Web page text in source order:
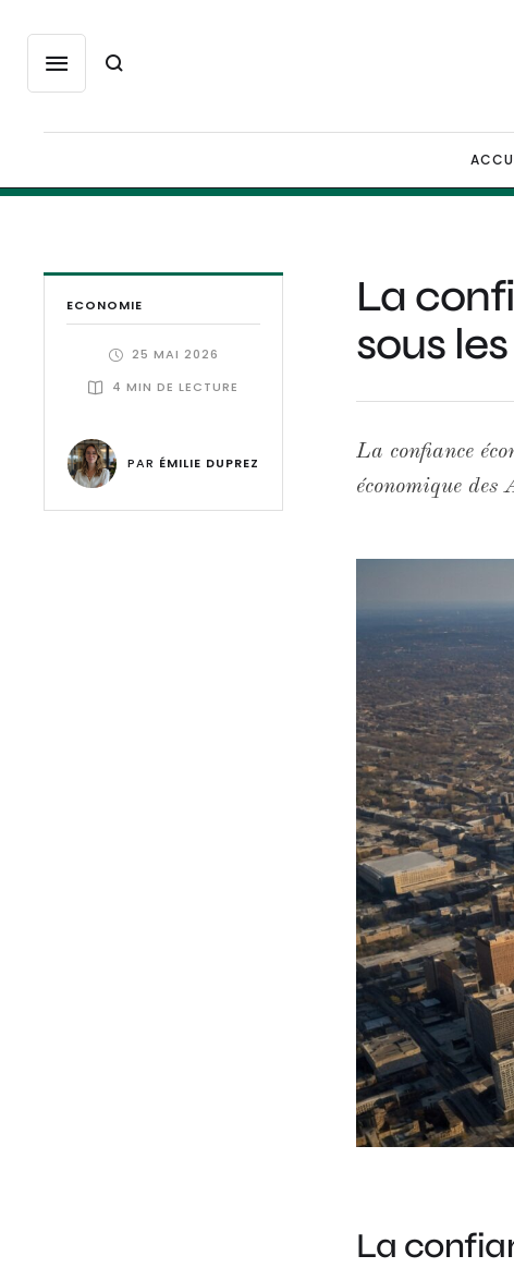
ECONOMIE
25 MAI 2026
4 MIN DE LECTURE
PAR ÉMILIE DUPREZ
La
sous
La confiance
économique
de l'économie
conjuguent au
à la
élevé depuis
17,8 % sur un
énergie et
inflationnistes
apporte une
contraction de
croissance du
carburant,
La